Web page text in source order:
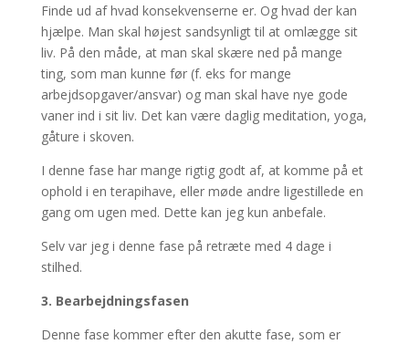
Finde ud af hvad konsekvenserne er. Og hvad der kan
hjælpe. Man skal højest sandsynligt til at omlægge sit
liv. På den måde, at man skal skære ned på mange
ting, som man kunne før (f. eks for mange
arbejdsopgaver/ansvar) og man skal have nye gode
vaner ind i sit liv. Det kan være daglig meditation, yoga,
gåture i skoven.
I denne fase har mange rigtig godt af, at komme på et
ophold i en terapihave, eller møde andre ligestillede en
gang om ugen med. Dette kan jeg kun anbefale.
Selv var jeg i denne fase på retræte med 4 dage i
stilhed.
3. Bearbejdningsfasen
Denne fase kommer efter den akutte fase, som er